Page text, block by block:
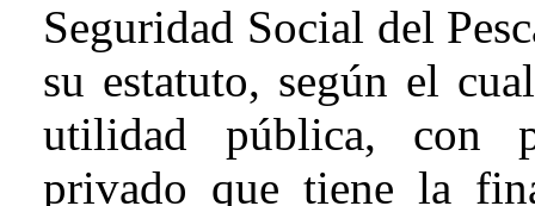
Seguridad Social del
su estatuto, según el
utilidad pública, con
privado que tiene la